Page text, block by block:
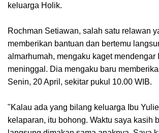
keluarga Holik.
Rochman Setiawan, salah satu relawan
memberikan bantuan dan bertemu
almarhumah, mengaku kaget mendengar
meninggal. Dia mengaku baru
Senin, 20 April, sekitar pukul 10.00 WIB.
"Kalau ada yang bilang keluarga Ibu
kelaparan, itu bohong. Waktu saya kasih